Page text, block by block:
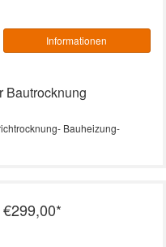
Informationen
Bautrocknung
Bauheizung-
€299,00*